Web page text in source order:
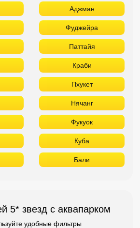
Аджман
Фуджейра
Паттайя
Краби
Пхукет
Нячанг
Фукуок
Куба
Бали
5* звезд с аквапарком
удобные фильтры